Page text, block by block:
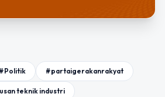
#Politik #partaigerakanrakyat
teknik industri